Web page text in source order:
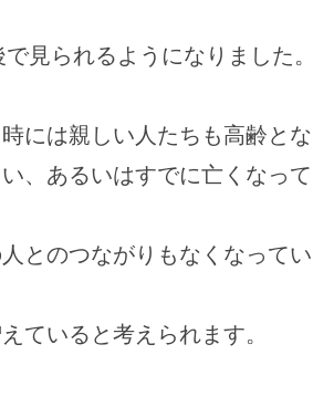
見られるようになりました。
には親しい人たちも高齢とな
、あるいはすでに亡くなって
とのつながりもなくなってい
ていると考えられます。